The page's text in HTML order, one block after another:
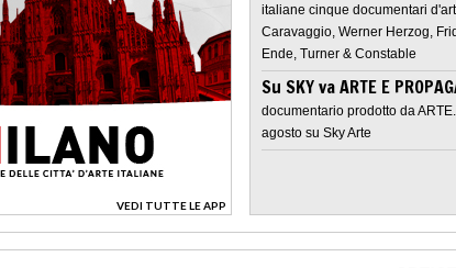
VEDI TUTTE LE APP
>
italiane cinque documentari
Caravaggio, Werner Herzog,
Ende, Turner & Constable
Su SKY va ARTE E
documentario prodotto da
agosto su Sky Arte